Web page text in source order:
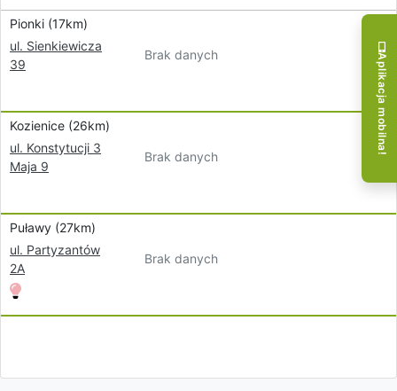
Pionki (17km)
ul. Sienkiewicza
39
Brak danych
Kozienice (26km)
ul. Konstytucji 3
Maja 9
Brak danych
Puławy (27km)
ul. Partyzantów
2A
Brak danych
Aplikacja mobilna!